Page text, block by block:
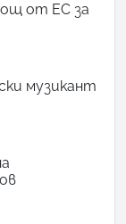
от ЕС за
музикант